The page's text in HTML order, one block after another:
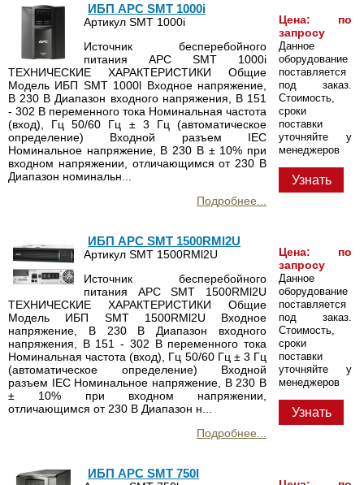
Цена: по
запросу
Данное
оборудование
поставляется
под заказ.
Стоимость,
сроки
поставки
уточняйте у
менеджеров
Узнать
ИБП APC SMT 1000i
Артикул SMT 1000i
Источник бесперебойного
питания APC SMT 1000i
ТЕХНИЧЕСКИЕ ХАРАКТЕРИСТИКИ Общие
Модель ИБП SMT 1000l Входное напряжение,
В 230 В Диапазон входного напряжения, В 151
- 302 В переменного тока Номинальная частота
(вход), Гц 50/60 Гц ± 3 Гц (автоматическое
определение) Входной разъем IEC
Номинальное напряжение, В 230 В ± 10% при
входном напряжении, отличающимся от 230 В
Диапазон номинальн...
Подробнее...
Цена: по
запросу
Данное
оборудование
поставляется
под заказ.
Стоимость,
сроки
поставки
уточняйте у
менеджеров
Узнать
ИБП APC SMT 1500RMl2U
Артикул SMT 1500RMl2U
Источник бесперебойного
питания APC SMT 1500RMl2U
ТЕХНИЧЕСКИЕ ХАРАКТЕРИСТИКИ Общие
Модель ИБП SMT 1500RMl2U Входное
напряжение, В 230 В Диапазон входного
напряжения, В 151 - 302 В переменного тока
Номинальная частота (вход), Гц 50/60 Гц ± 3 Гц
(автоматическое определение) Входной
разъем IEC Номинальное напряжение, В 230 В
± 10% при входном напряжении,
отличающимся от 230 В Диапазон н...
Подробнее...
ИБП APC SMT 750l